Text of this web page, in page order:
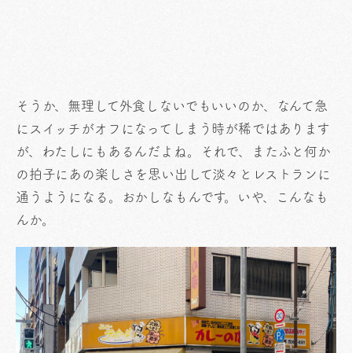
そうか、無理して外食しないでもいいのか、なんて急
にスイッチがオフになってしまう時が稀ではあります
が、わたしにもあるんだよね。それで、またふと何か
の拍子にあの楽しさを思い出して淡々とレストランに
通うようになる。おかしなもんです。いや、こんなも
んか。